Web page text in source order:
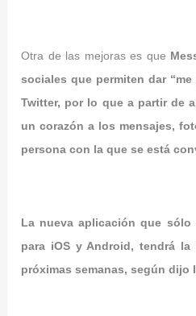
Otra de las mejoras es que
sociales que permiten dar
Twitter, por lo que a partir de
un corazón a los mensajes,
persona con la que se está
La nueva aplicación que
para iOS y Android, tendrá
próximas semanas, según dijo